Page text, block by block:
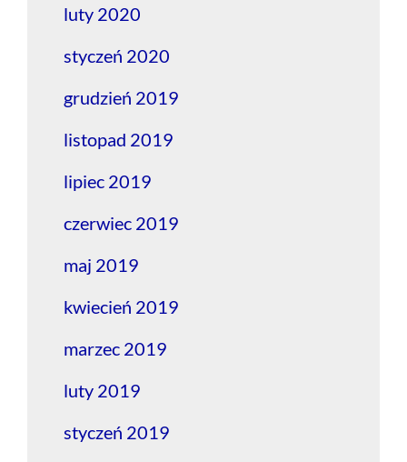
luty 2020
styczeń 2020
grudzień 2019
listopad 2019
lipiec 2019
czerwiec 2019
maj 2019
kwiecień 2019
marzec 2019
luty 2019
styczeń 2019